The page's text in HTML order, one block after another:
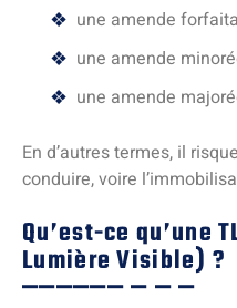
une amende
une amende
une amende
En d’autres termes, il
conduire, voire
Qu’est-ce qu’une
Lumière Visible) ?